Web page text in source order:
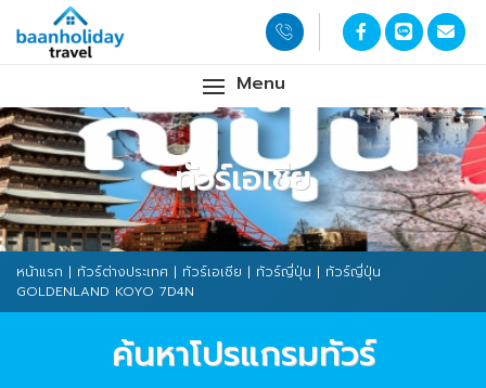
Menu
ทัวร์เอเชีย
หน้าแรก | ทัวร์ต่างประเทศ | ทัวร์เอเชีย | ทัวร์ญี่ปุ่น | ทัวร์ญี่ปุ่น
GOLDENLAND KOYO 7D4N
ค้นหาโปรแกรมทัวร์